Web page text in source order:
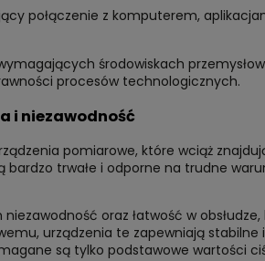
połączenie z komputerem,
środowiskach
procesów technologicznych.
i niezawodność
pomiarowe, które wciąż
trwałe i odporne na trudne
oraz łatwość w obsłudze,
urządzenia te zapewniają stabilne
są tylko podstawowe wartości